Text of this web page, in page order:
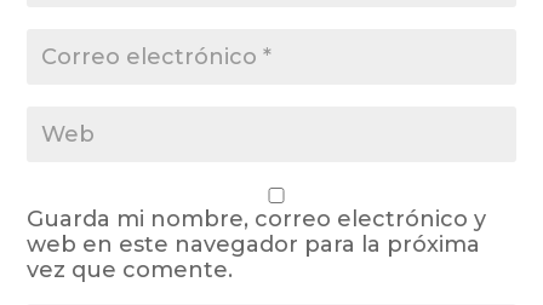
Guarda mi nombre, correo electrónico y
web en este navegador para la próxima
vez que comente.